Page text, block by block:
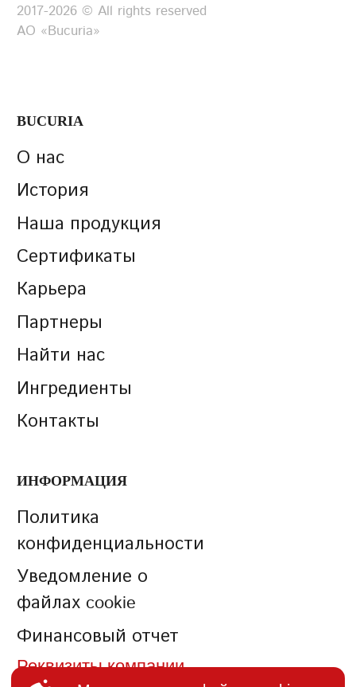
2017-2026 © All rights reserved
АО «Bucuria»
BUCURIA
О нас
История
Наша продукция
Сертификаты
Карьера
Партнеры
Найти нас
Ингредиенты
Контакты
ИНФОРМАЦИЯ
Политика
конфиденциальности
Уведомление о
файлах cookie
Финансовый отчет
Реквизиты компании